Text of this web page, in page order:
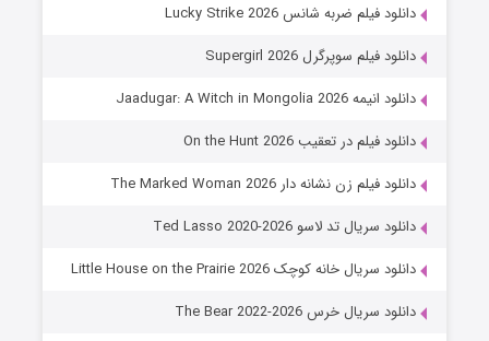
دانلود فیلم ضربه شانس Lucky Strike 2026
دانلود فیلم سوپرگرل Supergirl 2026
دانلود انیمه Jaadugar: A Witch in Mongolia 2026
دانلود فیلم در تعقیب On the Hunt 2026
دانلود فیلم زن نشانه دار The Marked Woman 2026
دانلود سریال تد لاسو Ted Lasso 2020-2026
دانلود سریال خانه کوچک Little House on the Prairie 2026
دانلود سریال خرس The Bear 2022-2026